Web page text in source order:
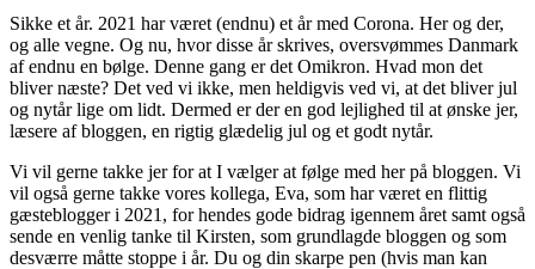
Sikke et år. 2021 har været (endnu) et år med Corona. Her og der,
og alle vegne. Og nu, hvor disse år skrives, oversvømmes Danmark
af endnu en bølge. Denne gang er det Omikron. Hvad mon det
bliver næste? Det ved vi ikke, men heldigvis ved vi, at det bliver jul
og nytår lige om lidt. Dermed er der en god lejlighed til at ønske jer,
læsere af bloggen, en rigtig glædelig jul og et godt nytår.
Vi vil gerne takke jer for at I vælger at følge med her på bloggen. Vi
vil også gerne takke vores kollega, Eva, som har været en flittig
gæsteblogger i 2021, for hendes gode bidrag igennem året samt også
sende en venlig tanke til Kirsten, som grundlagde bloggen og som
desværre måtte stoppe i år. Du og din skarpe pen (hvis man kan